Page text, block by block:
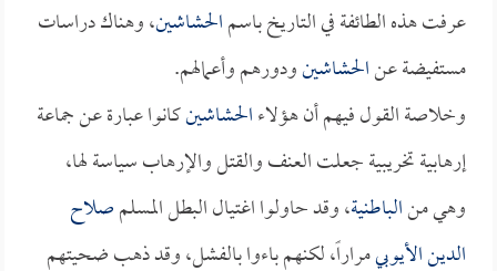
عرفت هذه الطائفة في التاريخ باسمالحشاشين، وهناك دراسات
مستفيضة عنالحشاشينودورهم وأعمالهم.
وخلاصة القول فيهم أن هؤلاءالحشاشينكانوا عبارة عن جماعة
إرهابية تخريبية جعلت العنف والقتل والإرهاب سياسة لها،
وهي منالباطنية، وقد حاولوا اغتيال البطل المسلمصلاح
الدين الأيوبيمراراً، لكنهم باءوا بالفشل، وقد ذهب ضحيتهم